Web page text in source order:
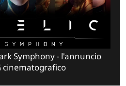
Symphony - l'annuncio
cinematografico